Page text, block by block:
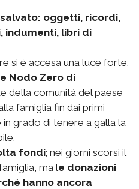
oggetti, ricordi,
indumenti, libri di
si è accesa una luce forte.
Nodo Zero di
della comunità del paese
famiglia fin dai primi
grado di tenere a galla la
fondi; nei giorni scorsi il
ma le donazioni
hanno ancora